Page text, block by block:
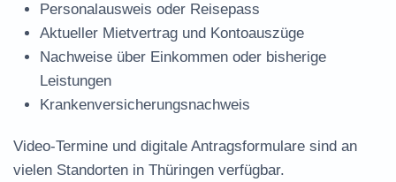
Personalausweis oder Reisepass
Aktueller Mietvertrag und Kontoauszüge
Nachweise über Einkommen oder bisherige
Leistungen
Krankenversicherungsnachweis
Video-Termine und digitale Antragsformulare sind an
vielen Standorten in Thüringen verfügbar.